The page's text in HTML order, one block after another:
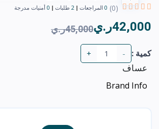
(0)
0 المراجعات 2 طلبات 0 أمنيات مدرجة
42,000ر.ي 45,000ر.ي
كمية : -
+
عساف
Brand Info